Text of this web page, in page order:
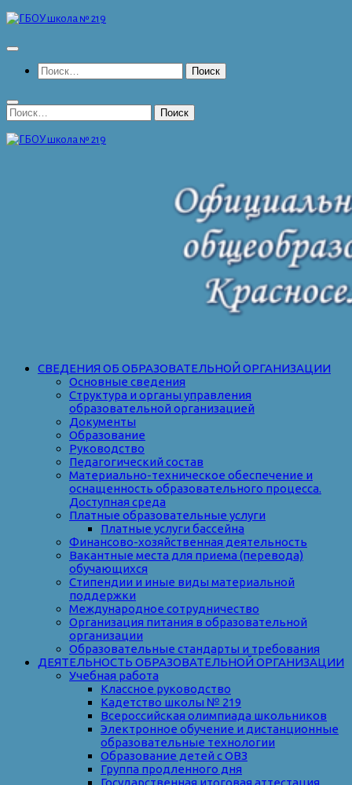
Перейти
содержимому
Найти:
Найти:
СВЕДЕНИЯ ОБ ОБРАЗОВАТЕЛЬНОЙ ОРГАНИЗАЦИИ
Основные сведения
Структура и органы управления
образовательной организацией
Документы
Образование
Руководство
Педагогический состав
Материально-техническое обеспечение и
оснащенность образовательного процесса.
Доступная среда
Платные образовательные услуги
Платные услуги бассейна
Финансово-хозяйственная деятельность
Вакантные места для приема (перевода)
обучающихся
Стипендии и иные виды материальной
поддержки
Международное сотрудничество
Организация питания в образовательной
организации
Образовательные стандарты и требования
ДЕЯТЕЛЬНОСТЬ ОБРАЗОВАТЕЛЬНОЙ ОРГАНИЗАЦИИ
Учебная работа
Классное руководство
Кадетство школы № 219
Всероссийская олимпиада школьников
Электронное обучение и дистанционные
образовательные технологии
Образование детей с ОВЗ
Группа продленного дня